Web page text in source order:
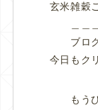
玄米雑穀
ブロ
今日もク
もう